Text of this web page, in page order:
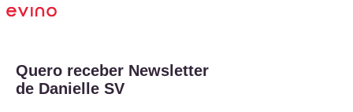
Quero receber Newsletter
de Danielle SV